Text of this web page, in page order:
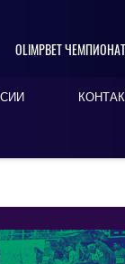
OLIMPBET